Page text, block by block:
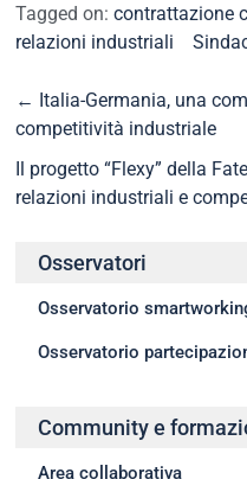
Tagged on:contrattazione
relazioni industriali
← Italia-Germania, una
competitività industriale
Il progetto “Flexy” della
relazioni industriali e
Osservatori
Osservatorio
Osservatorio
Community e
Area collaborativa